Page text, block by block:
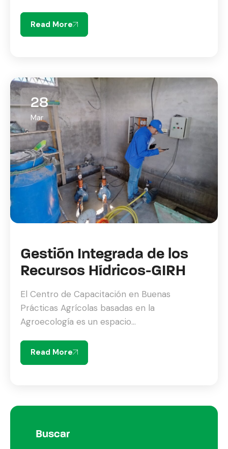
Read More
28
Mar
Gestión Integrada de los
Recursos Hídricos-GIRH
El Centro de Capacitación en Buenas
Prácticas Agrícolas basadas en la
Agroecología es un espacio...
Read More
Buscar